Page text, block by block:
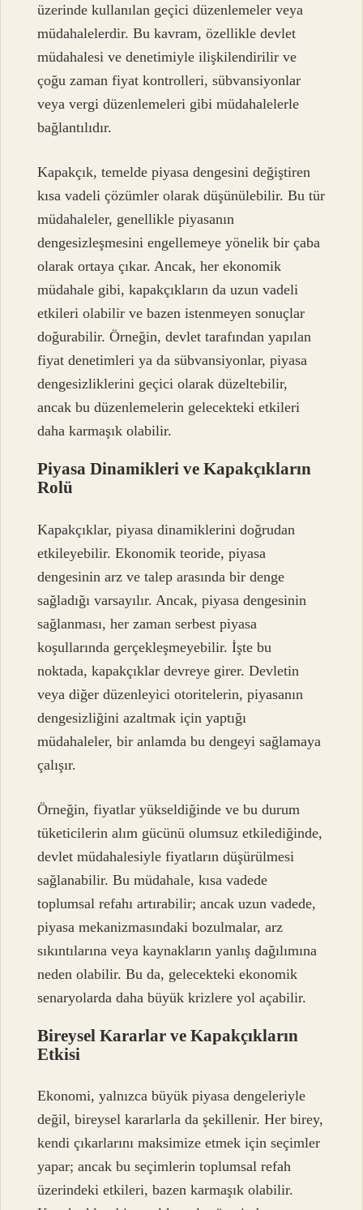
üzerinde kullanılan geçici düzenlemeler veya
müdahalelerdir. Bu kavram, özellikle devlet
müdahalesi ve denetimiyle ilişkilendirilir ve
çoğu zaman fiyat kontrolleri, sübvansiyonlar
veya vergi düzenlemeleri gibi müdahalelerle
bağlantılıdır.
Kapakçık, temelde piyasa dengesini değiştiren
kısa vadeli çözümler olarak düşünülebilir. Bu tür
müdahaleler, genellikle piyasanın
dengesizleşmesini engellemeye yönelik bir çaba
olarak ortaya çıkar. Ancak, her ekonomik
müdahale gibi, kapakçıkların da uzun vadeli
etkileri olabilir ve bazen istenmeyen sonuçlar
doğurabilir. Örneğin, devlet tarafından yapılan
fiyat denetimleri ya da sübvansiyonlar, piyasa
dengesizliklerini geçici olarak düzeltebilir,
ancak bu düzenlemelerin gelecekteki etkileri
daha karmaşık olabilir.
Piyasa Dinamikleri ve Kapakçıkların
Rolü
Kapakçıklar, piyasa dinamiklerini doğrudan
etkileyebilir. Ekonomik teoride, piyasa
dengesinin arz ve talep arasında bir denge
sağladığı varsayılır. Ancak, piyasa dengesinin
sağlanması, her zaman serbest piyasa
koşullarında gerçekleşmeyebilir. İşte bu
noktada, kapakçıklar devreye girer. Devletin
veya diğer düzenleyici otoritelerin, piyasanın
dengesizliğini azaltmak için yaptığı
müdahaleler, bir anlamda bu dengeyi sağlamaya
çalışır.
Örneğin, fiyatlar yükseldiğinde ve bu durum
tüketicilerin alım gücünü olumsuz etkilediğinde,
devlet müdahalesiyle fiyatların düşürülmesi
sağlanabilir. Bu müdahale, kısa vadede
toplumsal refahı artırabilir; ancak uzun vadede,
piyasa mekanizmasındaki bozulmalar, arz
sıkıntılarına veya kaynakların yanlış dağılımına
neden olabilir. Bu da, gelecekteki ekonomik
senaryolarda daha büyük krizlere yol açabilir.
Bireysel Kararlar ve Kapakçıkların
Etkisi
Ekonomi, yalnızca büyük piyasa dengeleriyle
değil, bireysel kararlarla da şekillenir. Her birey,
kendi çıkarlarını maksimize etmek için seçimler
yapar; ancak bu seçimlerin toplumsal refah
üzerindeki etkileri, bazen karmaşık olabilir.